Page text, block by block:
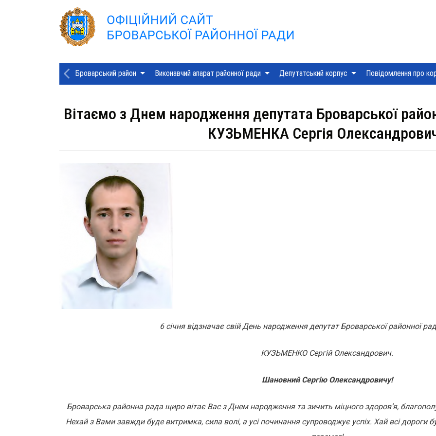
Броварський район Виконавчий апарат районної ради Депутатський корпус Повідомлення про
Вітаємо з Днем народження депутата Броварської
КУЗЬМЕНКА Сергія
6 січня відзначає свій День народження депутат Броварської районної
КУЗЬМЕНКО Сергій Олександрович.
Шановний Сергію Олександровичу!
Броварська районна рада щиро вітає Вас з Днем народження та зичить міцного здоров’я,
Нехай з Вами завжди буде витримка, сила волі, а усі починання супроводжує успіх. Хай всі дороги